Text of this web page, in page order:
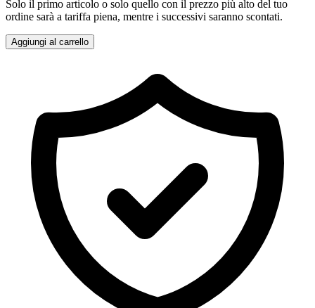
Solo il primo articolo o solo quello con il prezzo più alto del tuo
ordine sarà a tariffa piena, mentre i successivi saranno scontati.
Aggiungi al carrello